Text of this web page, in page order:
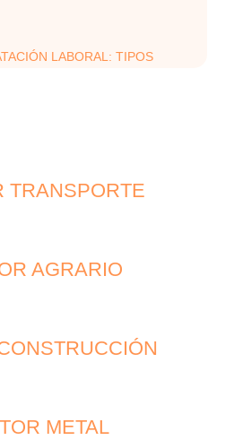
LABORAL: TIPOS
TRANSPORTE
AGRARIO
METAL